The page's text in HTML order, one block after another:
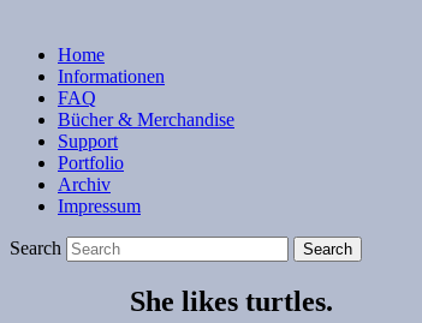
Home
Informationen
FAQ
Bücher & Merchandise
Support
Portfolio
Archiv
Impressum
Search
She likes turtles.